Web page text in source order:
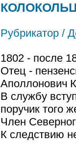
Рубрикатор /
1802 - после
Отец -
Аполлонович
В службу
поручик того
Член
К следствию